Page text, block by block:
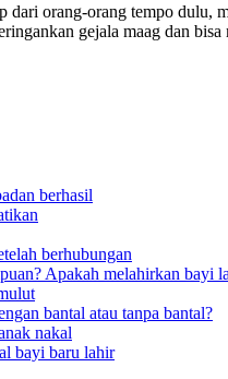
orang-orang tempo
gejala maag dan
berhasil
berhubungan
Apakah melahirkan bayi
bantal atau tanpa bantal?
nakal
bayi baru lahir